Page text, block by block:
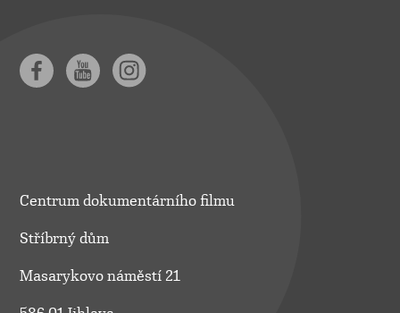
Centrum dokumentárního filmu
Stříbrný dům
Masarykovo náměstí 21